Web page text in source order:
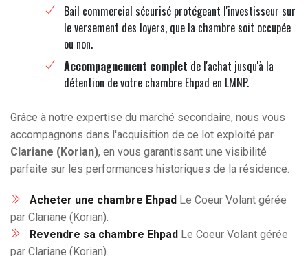
Bail commercial sécurisé protégeant l'investisseur sur
le versement des loyers, que la chambre soit occupée
ou non.
Accompagnement complet de l'achat jusqu'à la
détention de votre chambre Ehpad en LMNP.
Grâce à notre expertise du marché secondaire, nous vous
accompagnons dans l'acquisition de ce lot exploité par
Clariane (Korian), en vous garantissant une visibilité
parfaite sur les performances historiques de la résidence.
Acheter une chambre Ehpad Le Coeur Volant gérée
par Clariane (Korian).
Revendre sa chambre Ehpad Le Coeur Volant gérée
par Clariane (Korian).